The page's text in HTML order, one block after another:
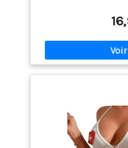
également
touche de délicatesse. 【
TROIS RANGÉES】
Père Noël chemise de
longueur à votre
dotée de trois rangées
Père Noël chemise de
liftent et galbent la
froncé. Sa forme
naturelles, créant une